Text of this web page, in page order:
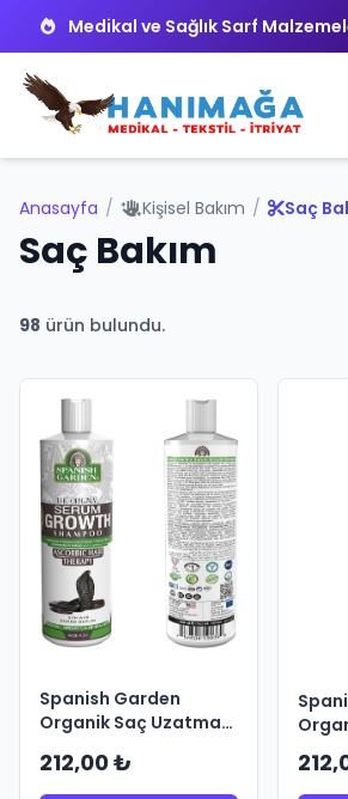
Medikal ve Sağlık Sarf
Anasayfa / Kişisel Bakım / Saç
Saç Bakım
98 ürün bulundu.
Spanish Garden
Organik Saç Uzatma
212,00 ₺